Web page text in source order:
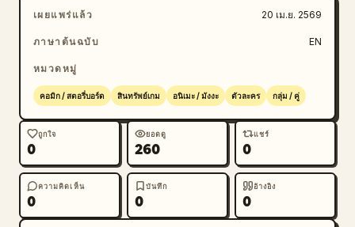
เผยแพร่แล้ว 20 เม.ย. 2569
ภาษาต้นฉบับ EN
หมวดหมู่
คอมิก / สตอรี่บอร์ด สินทรัพย์เกม อนิเมะ / มังงะ ตัวละคร กลุ่ม / คู่
ถูกใจ
0
ยอดดู
260
แชร์
0
ความคิดเห็น
0
บันทึก
0
อ้างอิง
0